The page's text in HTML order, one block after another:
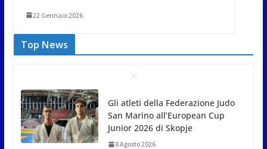
22 Gennaio 2026
Top News
Gli atleti della Federazione Judo
San Marino all’European Cup
Junior 2026 di Skopje
8 Agosto 2026